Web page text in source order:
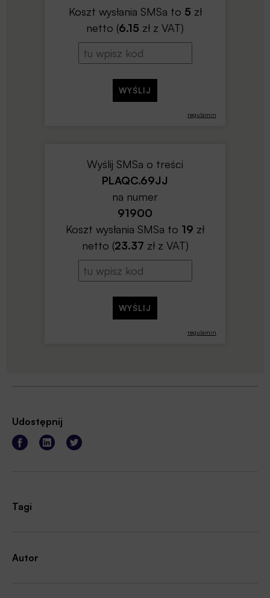
regulamin
Koszt wysłania SMSa to 5 zł
netto (6.15 zł z VAT)
regulamin
Wyślij SMSa o treści
PLAQC.69JJ
na numer
91900
Koszt wysłania SMSa to 19 zł
netto (23.37 zł z VAT)
Udostępnij
Tagi
Autor